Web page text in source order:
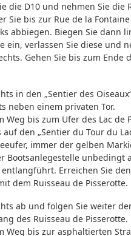
die D10 und nehmen Sie die
Sie bis zur Rue de la
abbiegen. Biegen Sie dann
ein, verlassen Sie diese und
Gehen Sie bis zum Ende
in den „Sentier des
neben einem privaten Tor.
Weg bis zum Ufer des Lac de
den „Sentier du Tour du
immer der gelben
Bootsanlegestelle unbedingt
entlangführt. Erreichen Sie den
dem Ruisseau de Pisserotte.
ab und folgen Sie weiter
des Ruisseau de Pisserotte.
Weg bis zur asphaltierten